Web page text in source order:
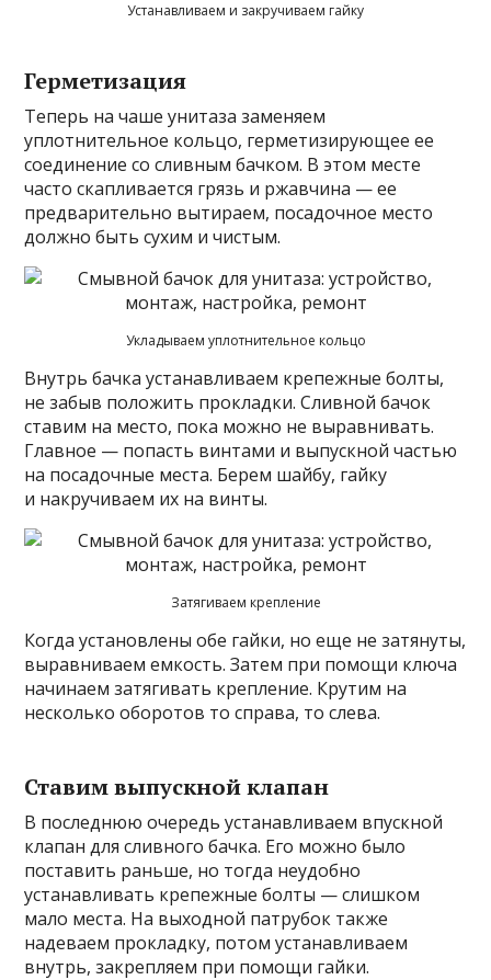
Устанавливаем и закручиваем гайку
Герметизация
Теперь на чаше унитаза заменяем
уплотнительное кольцо, герметизирующее ее
соединение со сливным бачком. В этом месте
часто скапливается грязь и ржавчина — ее
предварительно вытираем, посадочное место
должно быть сухим и чистым.
Укладываем уплотнительное кольцо
Внутрь бачка устанавливаем крепежные болты,
не забыв положить прокладки. Сливной бачок
ставим на место, пока можно не выравнивать.
Главное — попасть винтами и выпускной частью
на посадочные места. Берем шайбу, гайку
и накручиваем их на винты.
Затягиваем крепление
Когда установлены обе гайки, но еще не затянуты,
выравниваем емкость. Затем при помощи ключа
начинаем затягивать крепление. Крутим на
несколько оборотов то справа, то слева.
Ставим выпускной клапан
В последнюю очередь устанавливаем впускной
клапан для сливного бачка. Его можно было
поставить раньше, но тогда неудобно
устанавливать крепежные болты — слишком
мало места. На выходной патрубок также
надеваем прокладку, потом устанавливаем
внутрь, закрепляем при помощи гайки.